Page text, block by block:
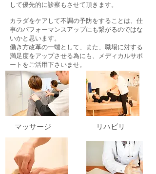
して優先的に診察もさせて頂きます。
カラダをケアして不調の予防をすることは、仕
事のパフォーマンスアップにも繋がるのではな
いかと思います。
働き方改革の一端として、また、職場に対する
満足度をアップさせる為にも、メディカルサポ
ートをご活用下さいませ。
​マッサージ ​リハビリ